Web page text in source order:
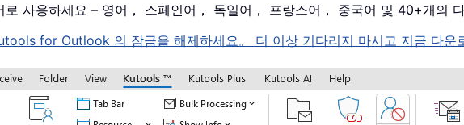
사용하세요 – 영어， 스페인어， 독일어， 프랑스어， 중국어 및 40+개의
for Outlook 의 잠금을 해제하세요。 더 이상 기다리지 마시고 지금 다운